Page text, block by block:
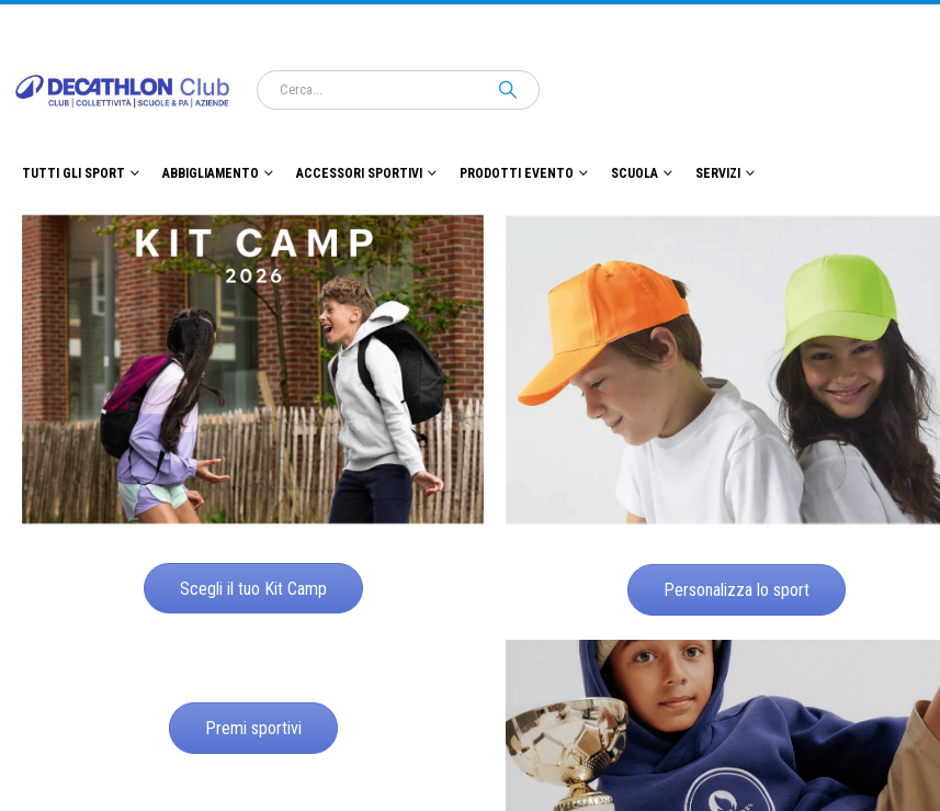
TUTTI GLI SPORT ABBIGLIAMENTO ACCESSORI SPORTIVI PRODOTTI EVENTO SCUOLA SERVIZI
Scegli il tuo Kit Camp Personalizza lo sport
Premi sportivi